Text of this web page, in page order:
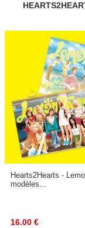
Hearts2Hearts -
modèles...
16.00 €